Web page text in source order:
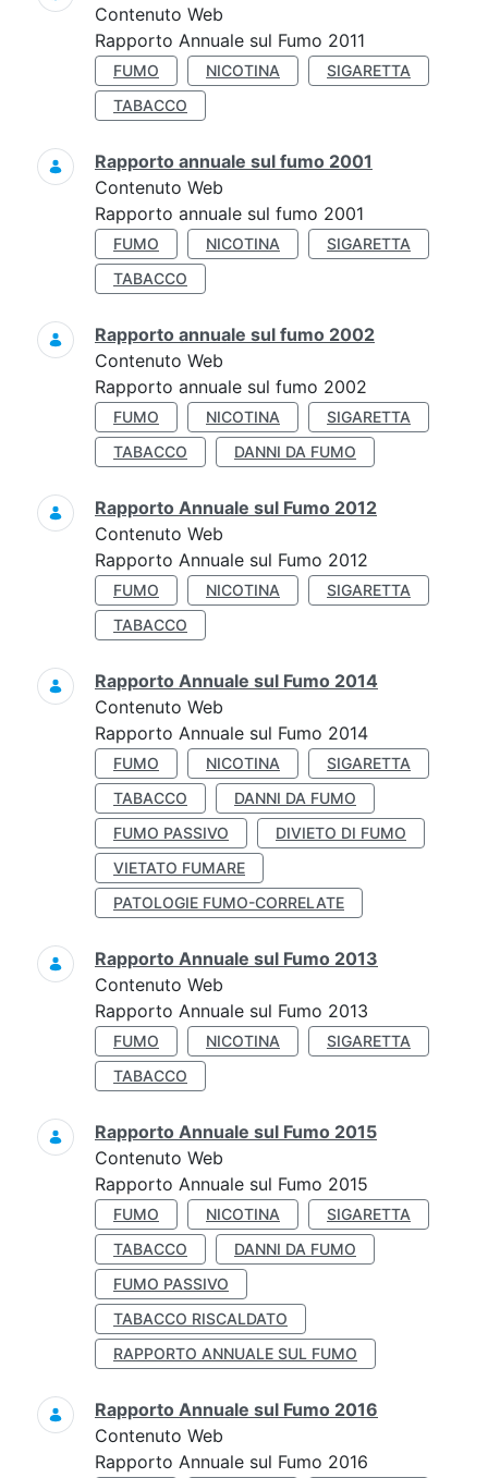
Contenuto Web
Rapporto Annuale sul Fumo 2011
FUMO NICOTINA
SIGARETTA
TABACCO
Rapporto annuale sul fumo 2001
Contenuto Web
Rapporto annuale sul fumo 2001
FUMO NICOTINA
SIGARETTA
TABACCO
Rapporto annuale sul fumo 2002
Contenuto Web
Rapporto annuale sul fumo 2002
FUMO NICOTINA
SIGARETTA
TABACCO
DANNI DA FUMO
Rapporto Annuale sul Fumo 2012
Contenuto Web
Rapporto Annuale sul Fumo 2012
FUMO NICOTINA
SIGARETTA
TABACCO
Rapporto Annuale sul Fumo 2014
Contenuto Web
Rapporto Annuale sul Fumo 2014
FUMO NICOTINA
SIGARETTA
TABACCO
DANNI DA FUMO
FUMO PASSIVO
DIVIETO DI FUMO
VIETATO FUMARE
PATOLOGIE FUMO-CORRELATE
Rapporto Annuale sul Fumo 2013
Contenuto Web
Rapporto Annuale sul Fumo 2013
FUMO NICOTINA
SIGARETTA
TABACCO
Rapporto Annuale sul Fumo 2015
Contenuto Web
Rapporto Annuale sul Fumo 2015
FUMO NICOTINA
SIGARETTA
TABACCO
DANNI DA FUMO
FUMO PASSIVO
TABACCO RISCALDATO
RAPPORTO ANNUALE SUL FUMO
Rapporto Annuale sul Fumo 2016
Contenuto Web
Rapporto Annuale sul Fumo 2016